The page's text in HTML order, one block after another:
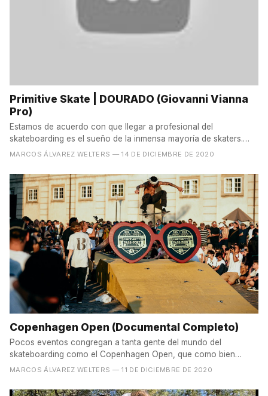
Primitive Skate | DOURADO (Giovanni Vianna
Pro)
Estamos de acuerdo con que llegar a profesional del
skateboarding es el sueño de la inmensa mayoría de skaters.
Muy...
MARCOS ÁLVAREZ WELTERS — 14 DE DICIEMBRE DE 2020
Copenhagen Open (Documental Completo)
Pocos eventos congregan a tanta gente del mundo del
skateboarding como el Copenhagen Open, que como bien
indica el...
MARCOS ÁLVAREZ WELTERS — 11 DE DICIEMBRE DE 2020